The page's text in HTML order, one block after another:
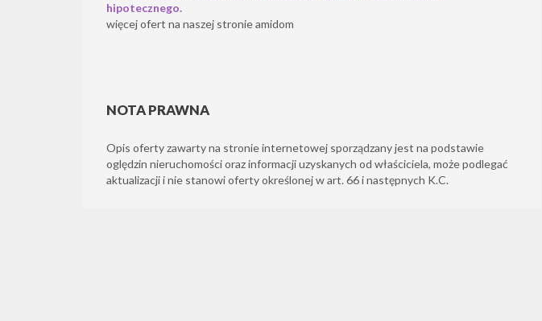
hipotecznego.
więcej ofert na naszej stronie amidom
NOTA PRAWNA
Opis oferty zawarty na stronie internetowej sporządzany jest na podstawie
oględzin nieruchomości oraz informacji uzyskanych od właściciela, może podlegać
aktualizacji i nie stanowi oferty określonej w art. 66 i następnych K.C.